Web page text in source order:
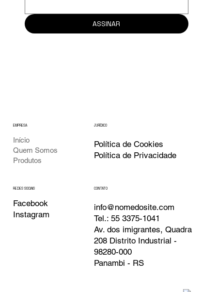
ASSINAR
Início
Quem Somos
Produtos
EMPRESA JURÍDICO
Política de Privacidade
Política de Cookies
REDES SOCIAIS
Facebook
Instagram
CONTATO
info@nomedosite.com
Tel.: 55 3375-1041
Av. dos imigrantes, Quadra
208 Distrito Industrial -
98280-000
Panambi - RS